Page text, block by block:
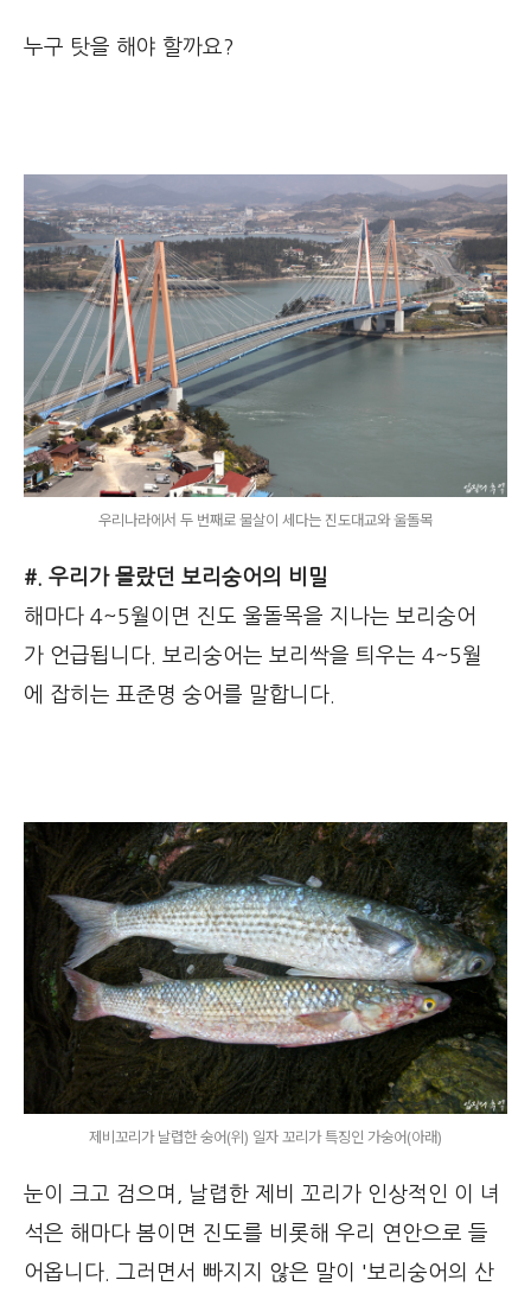
누구 탓을 해야 할까요?
우리나라에서 두 번째로 물살이 세다는 진도대교와 울돌목
#. 우리가 몰랐던 보리숭어의 비밀
해마다 4~5월이면 진도 울돌목을 지나는 보리숭어
가 언급됩니다. 보리숭어는 보리싹을 틔우는 4~5월
에 잡히는 표준명 숭어를 말합니다.
제비꼬리가 날렵한 숭어(위) 일자 꼬리가 특징인 가숭어(아래)
눈이 크고 검으며, 날렵한 제비 꼬리가 인상적인 이 녀
석은 해마다 봄이면 진도를 비롯해 우리 연안으로 들
어옵니다. 그러면서 빠지지 않은 말이 '보리숭어의 산